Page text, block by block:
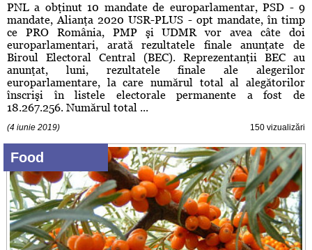
PNL a obţinut 10 mandate de europarlamentar, PSD - 9
mandate, Alianţa 2020 USR-PLUS - opt mandate, în timp
ce PRO România, PMP şi UDMR vor avea câte doi
europarlamentari, arată rezultatele finale anunţate de
Biroul Electoral Central (BEC). Reprezentanţii BEC au
anunţat, luni, rezultatele finale ale alegerilor
europarlamentare, la care numărul total al alegătorilor
înscrişi în listele electorale permanente a fost de
18.267.256. Numărul total ...
(4 iunie 2019) 150 vizualizări
Food